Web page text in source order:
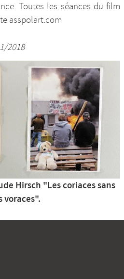
Toutes les séances du film
asspolart.com
2018
Hirsch "Les coriaces sans
voraces".